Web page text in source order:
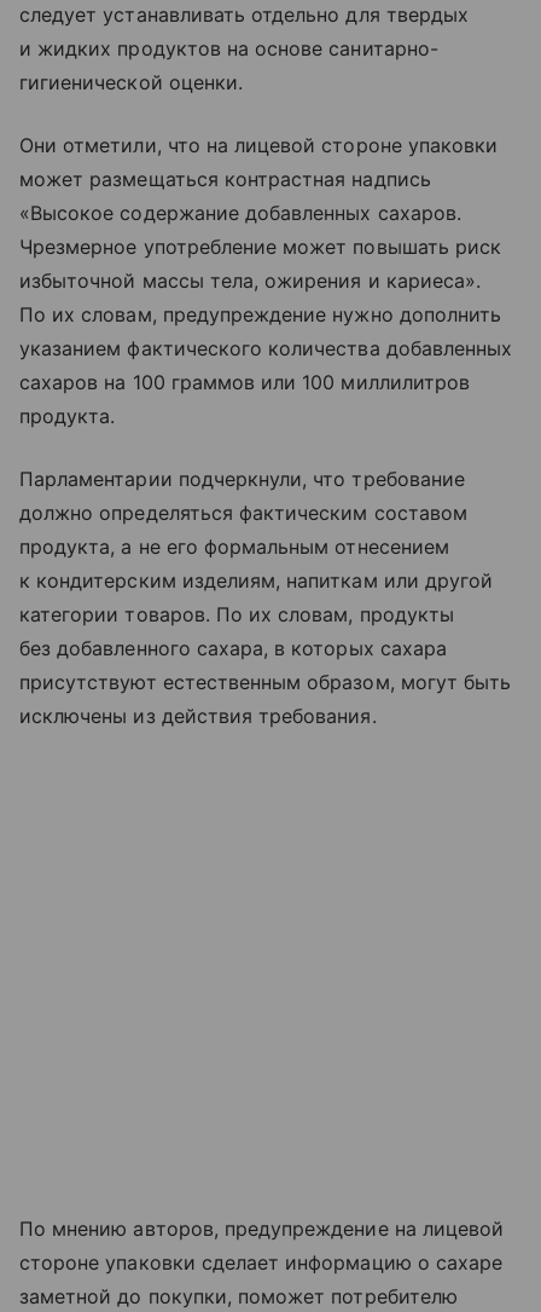
следует устанавливать отдельно для твердых
и жидких продуктов на основе санитарно-
гигиенической оценки.
Они отметили, что на лицевой стороне упаковки
может размещаться контрастная надпись
«Высокое содержание добавленных сахаров.
Чрезмерное употребление может повышать риск
избыточной массы тела, ожирения и кариеса».
По их словам, предупреждение нужно дополнить
указанием фактического количества добавленных
сахаров на 100 граммов или 100 миллилитров
продукта.
Парламентарии подчеркнули, что требование
должно определяться фактическим составом
продукта, а не его формальным отнесением
к кондитерским изделиям, напиткам или другой
категории товаров. По их словам, продукты
без добавленного сахара, в которых сахара
присутствуют естественным образом, могут быть
исключены из действия требования.
По мнению авторов, предупреждение на лицевой
стороне упаковки сделает информацию о сахаре
заметной до покупки, поможет потребителю